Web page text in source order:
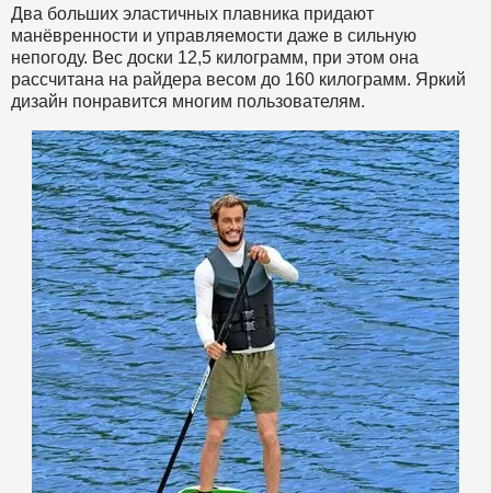
Два больших эластичных плавника придают
манёвренности и управляемости даже в сильную
непогоду. Вес доски 12,5 килограмм, при этом она
рассчитана на райдера весом до 160 килограмм. Яркий
дизайн понравится многим пользователям.